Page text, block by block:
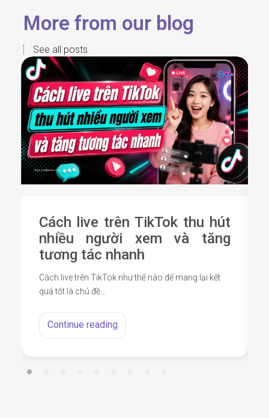
More from our blog
See all posts
Cách live trên TikTok thu hút
nhiều người xem và tăng
tương tác nhanh
Cách live trên TikTok như thế nào để mang lại kết
quả tốt là chủ đề…
Continue reading